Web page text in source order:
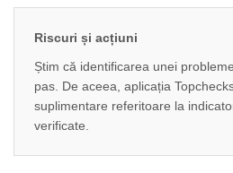
Riscuri și acțiuni
Știm că identificarea unei
pas. De aceea, aplicația
suplimentare referitoare la
verificate.